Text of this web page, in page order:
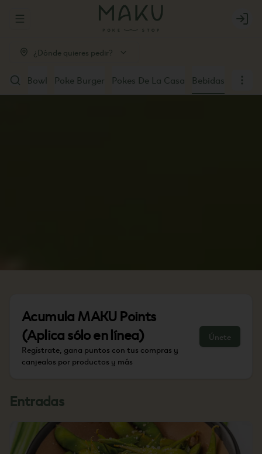
Abrir menu de navegación Login
¿Dónde quieres pedir?
Poke Bowl Poke Burger Pokes De La Casa Bebidas
Acumula MAKU Points
(Aplica sólo en línea)
Regístrate, gana puntos con tus compras y
canjealos por productos y más
Únete
Entradas